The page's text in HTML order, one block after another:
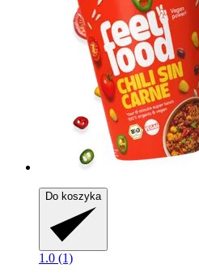
Do koszyka
1.0 (1)